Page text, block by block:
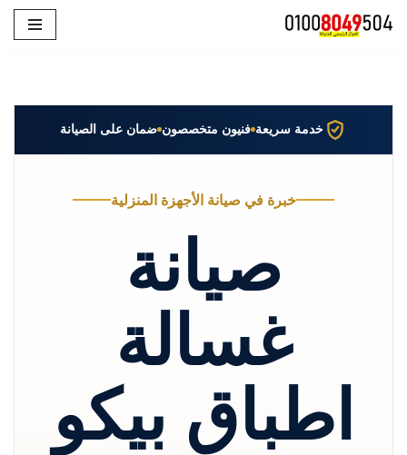
خدمة سريعة فنيون متخصصون ضمان على الصيانة
خبرة في صيانة الأجهزة المنزلية
صيانة
غسالة
اطباق بيكو